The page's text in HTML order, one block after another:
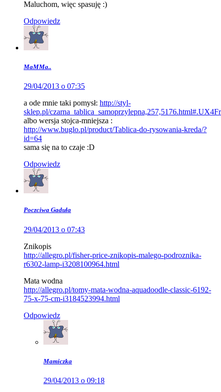
Maluchom, więc spasuję :)
Odpowiedz
MaMMa..
29/04/2013 o 07:35
a ode mnie taki pomysł: http://styl-
sklep.pl/
albo wersja stojca-mniejsza :
http://www.buglo.pl/product/Tablica-do-rysowania-kreda/?
id=64
sama się na to czaje :D
Odpowiedz
Poczciwa Gaduła
29/04/2013 o 07:43
Znikopis
http://allegro.pl/fisher-price-znikopis-malego-podroznika-
r6302-lamp-i3208100964.html
Mata wodna
http://allegro.pl/tomy-mata-wodna-aquadoodle-classic-6192-
75-x-75-cm-i3184523994.html
Odpowiedz
Mamiczka
29/04/2013 o 09:18